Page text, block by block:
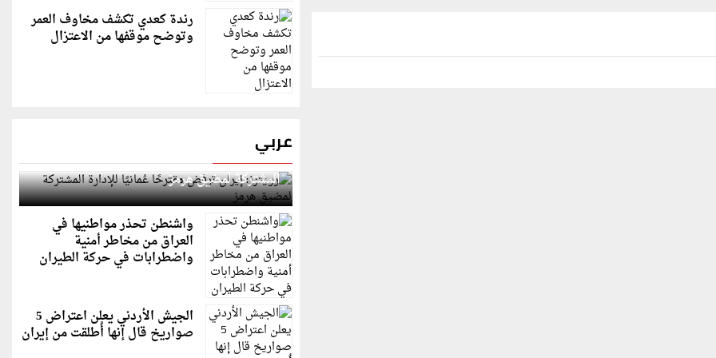
رندة كعدي تكشف مخاوف العمر
وتوضح موقفها من الاعتزال
عربي
رويترز: إيران ترفض مقترحًا عُمانيًا للإدارة
المشتركة لمضيق هرمز
واشنطن تحذر مواطنيها في
العراق من مخاطر أمنية
واضطرابات في حركة الطيران
الجيش الأردني يعلن اعتراض 5
صواريخ قال إنها أُطلقت من إيران